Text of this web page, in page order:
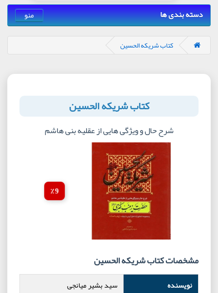
دسته بندی ها منو
کتاب شریکه الحسین
کتاب شریکه الحسین
شرح حال و ویژگی هایی از عقلیه بنی هاشم
9 ٪
مشخصات کتاب شریکه الحسین
نویسنده
سید بشیر میانجی